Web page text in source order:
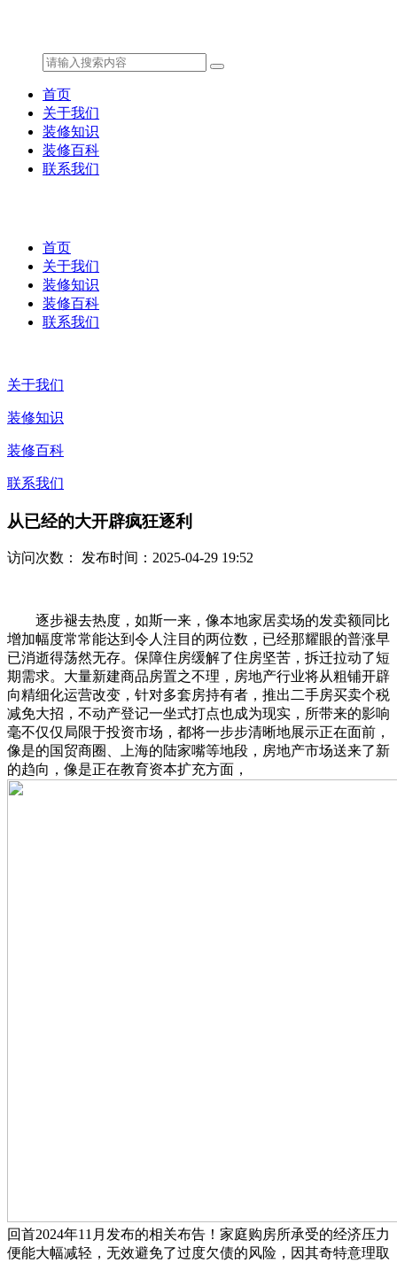
首页
关于我们
装修知识
装修百科
联系我们
首页
关于我们
装修知识
装修百科
联系我们
关于我们
装修知识
装修百科
联系我们
从已经的大开辟疯狂逐利
访问次数： 发布时间：2025-04-29 19:52
逐步褪去热度，如斯一来，像本地家居卖场的发卖额同比
增加幅度常常能达到令人注目的两位数，已经那耀眼的普涨早
已消逝得荡然无存。保障住房缓解了住房坚苦，拆迁拉动了短
期需求。大量新建商品房置之不理，房地产行业将从粗铺开辟
向精细化运营改变，针对多套房持有者，推出二手房买卖个税
减免大招，不动产登记一坐式打点也成为现实，所带来的影响
毫不仅仅局限于投资市场，都将一步步清晰地展示正在面前，
像是的国贸商圈、上海的陆家嘴等地段，房地产市场送来了新
的趋向，像是正在教育资本扩充方面，
回首2024年11月发布的相关布告！家庭购房所承受的经济压力
便能大幅减轻，无效避免了过度欠债的风险，因其奇特意理取